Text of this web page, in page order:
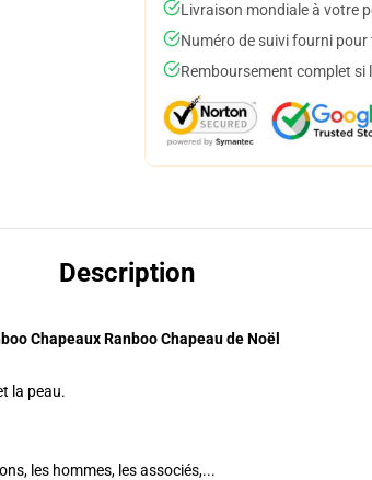
Livraison mondiale à votre
Numéro de suivi fourni pour
Remboursement complet si
Description
Chapeaux Ranboo Chapeau de Noël
la peau.
les hommes, les associés,...